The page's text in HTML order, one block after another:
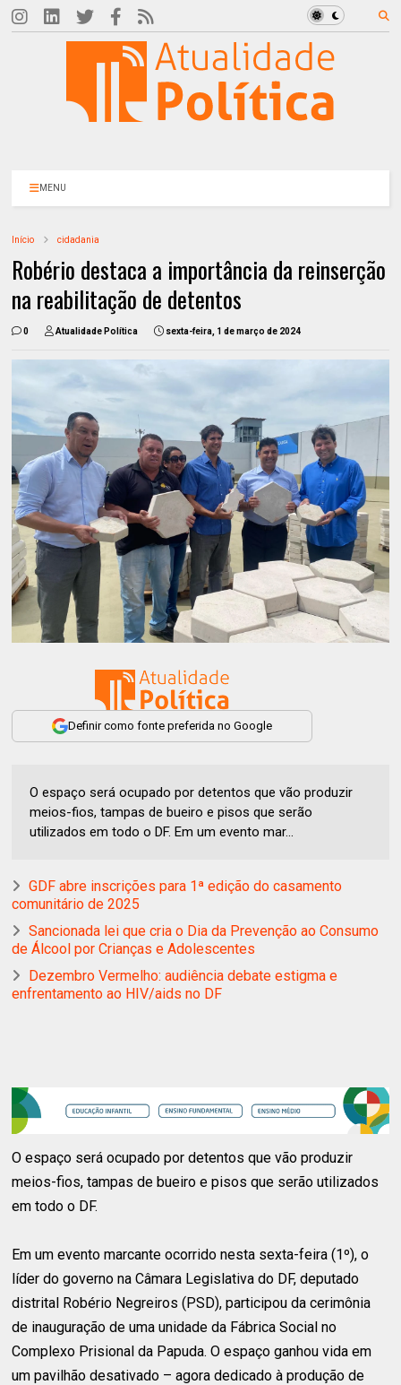
MENU
Início cidadania
Robério destaca a importância da reinserção
na reabilitação de detentos
0 Atualidade Política sexta-feira, 1 de março de 2024
Definir como fonte preferida no Google
O espaço será ocupado por detentos que vão produzir
meios-fios, tampas de bueiro e pisos que serão
utilizados em todo o DF. Em um evento mar...
GDF abre inscrições para 1ª edição do casamento
comunitário de 2025
Sancionada lei que cria o Dia da Prevenção ao Consumo
de Álcool por Crianças e Adolescentes
Dezembro Vermelho: audiência debate estigma e
enfrentamento ao HIV/aids no DF
O espaço será ocupado por detentos que vão produzir
meios-fios, tampas de bueiro e pisos que serão utilizados
em todo o DF.
Em um evento marcante ocorrido nesta sexta-feira (1º), o
líder do governo na Câmara Legislativa do DF, deputado
distrital Robério Negreiros (PSD), participou da cerimônia
de inauguração de uma unidade da Fábrica Social no
Complexo Prisional da Papuda. O espaço ganhou vida em
um pavilhão desativado – agora dedicado à produção de